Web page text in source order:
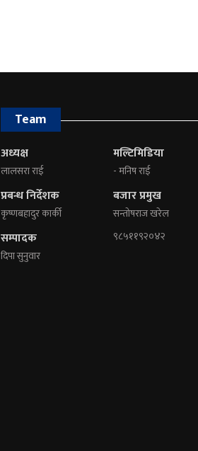
Team
अध्यक्ष
लालसरा राई
प्रबन्ध निर्देशक
कृष्णबहादुर कार्की
सम्पादक
दिपा सुनुवार
मल्टिमिडिया
- मनिष राई
बजार प्रमुख
सन्तोषराज खरेल
९८५११९२०४२